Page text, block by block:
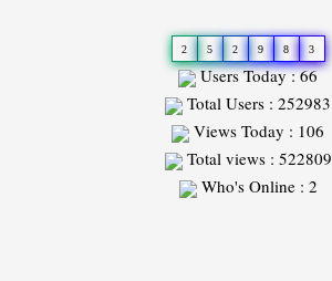
2 5 2 9 8 3
Users Today : 66
Total Users : 252983
Views Today : 106
Total views : 522809
Who's Online : 2